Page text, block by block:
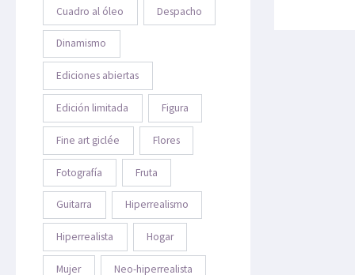
Cuadro al óleo Despacho
Dinamismo
Ediciones abiertas
Edición limitada Figura
Fine art giclée Flores
Fotografía Fruta
Guitarra Hiperrealismo
Hiperrealista Hogar
Mujer Neo-hiperrealista